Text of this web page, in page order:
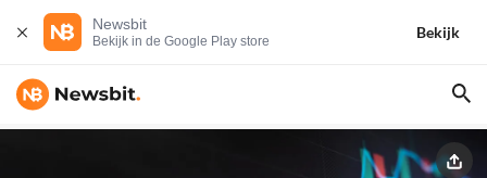
Newsbit
Bekijk in de Google Play store
Bekijk